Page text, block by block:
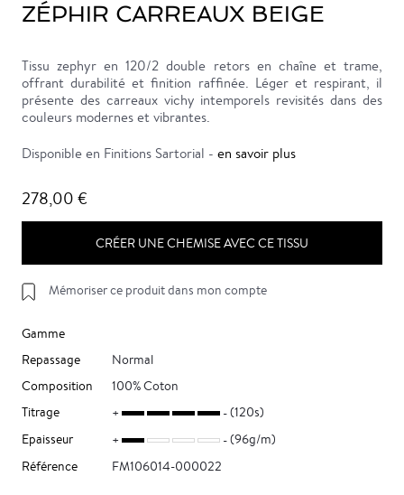
ZÉPHIR CARREAUX BEIGE
Tissu zephyr en 120/2 double retors en chaîne et trame,
offrant durabilité et finition raffinée. Léger et respirant, il
présente des carreaux vichy intemporels revisités dans des
couleurs modernes et vibrantes.
Disponible en Finitions Sartorial - en savoir plus
278,00 €
CRÉER UNE CHEMISE AVEC CE TISSU
Mémoriser ce produit dans mon compte
Gamme
Repassage
Normal
Composition
100% Coton
Titrage
(120s)
Epaisseur
(96g/m)
Référence
FM106014-000022